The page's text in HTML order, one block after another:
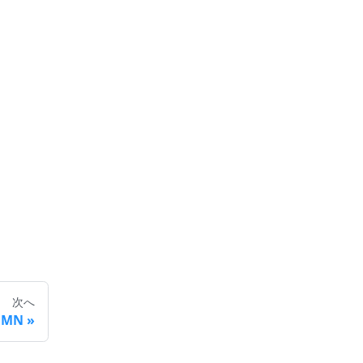
次へ